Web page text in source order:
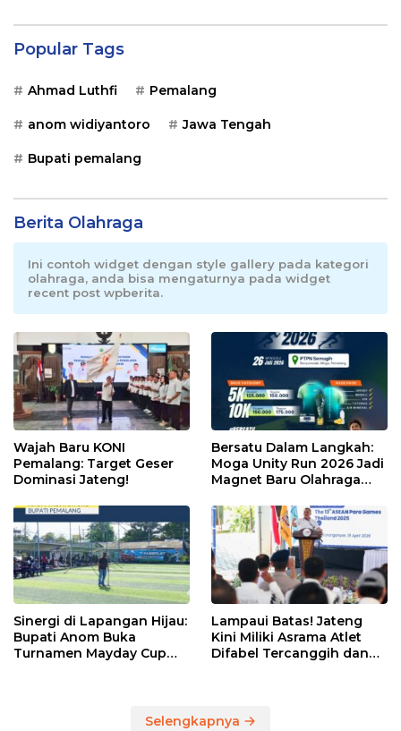
Popular Tags
Ahmad Luthfi Pemalang
anom widiyantoro Jawa Tengah
Bupati pemalang
Berita Olahraga
Ini contoh widget dengan style gallery pada kategori
olahraga, anda bisa mengaturnya pada widget
recent post wpberita.
Wajah Baru KONI
Pemalang: Target Geser
Dominasi Jateng!
Bersatu Dalam Langkah:
Moga Unity Run 2026 Jadi
Magnet Baru Olahraga
Sinergi di Lapangan Hijau:
Bupati Anom Buka
Turnamen Mayday Cup
Lampaui Batas! Jateng
Kini Miliki Asrama Atlet
Difabel Tercanggih dan
Selengkapnya